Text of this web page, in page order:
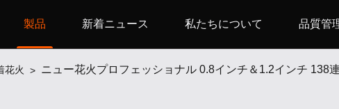
製品 新着ニュース 私たちについて 品質管
花火 > ニュー花火プロフェッショナル 0.8インチ＆1.2インチ 138